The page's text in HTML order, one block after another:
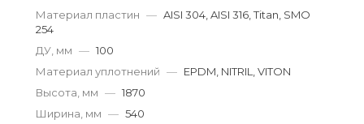
Материал пластин — AISI 304, AISI 316, Titan, SMO
254
ДУ, мм — 100
Материал уплотнений — EPDM, NITRIL, VITON
Высота, мм — 1870
Ширина, мм — 540